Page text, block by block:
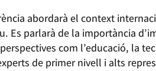
abordarà el context
Es parlarà de la importància
com l’educació, la
de primer nivell i alts